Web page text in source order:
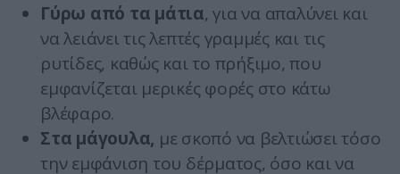
Γύρω από τα μάτια, για να απαλύνει και
να λειάνει τις λεπτές γραμμές και τις
ρυτίδες, καθώς και το πρήξιμο, που
εμφανίζεται μερικές φορές στο κάτω
βλέφαρο.
Στα μάγουλα, με σκοπό να βελτιώσει τόσο
την εμφάνιση του δέρματος, όσο και να